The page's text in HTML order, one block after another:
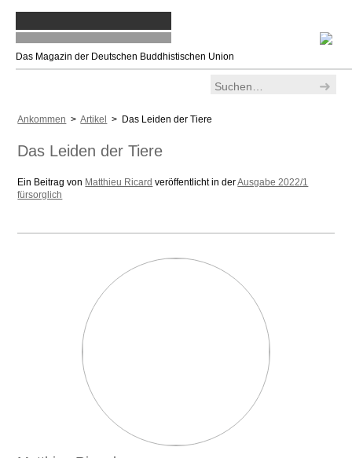
Das Magazin der Deutschen Buddhistischen Union
Ankommen >Artikel > Das Leiden der Tiere
Das Leiden der Tiere
Ein Beitrag von Matthieu Ricard veröffentlicht in derAusgabe 2022/1
fürsorglich